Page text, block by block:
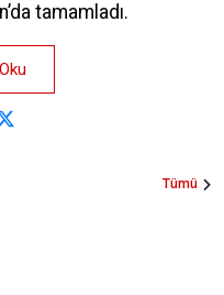
tamamladı.
Tümü